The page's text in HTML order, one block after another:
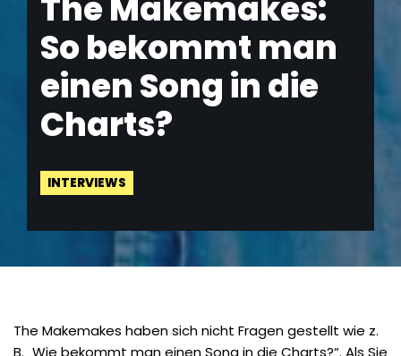
The Makemakes:
So bekommt man
einen Song in die
Charts?
INTERVIEWS
The Makemakes haben sich nicht Fragen gestellt wie z.
B. „Wie bekommt man einen Song in die Charts?“. Als Sie